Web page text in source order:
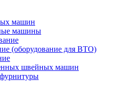
машин
машины
(оборудование для ВТО)
швейных машин